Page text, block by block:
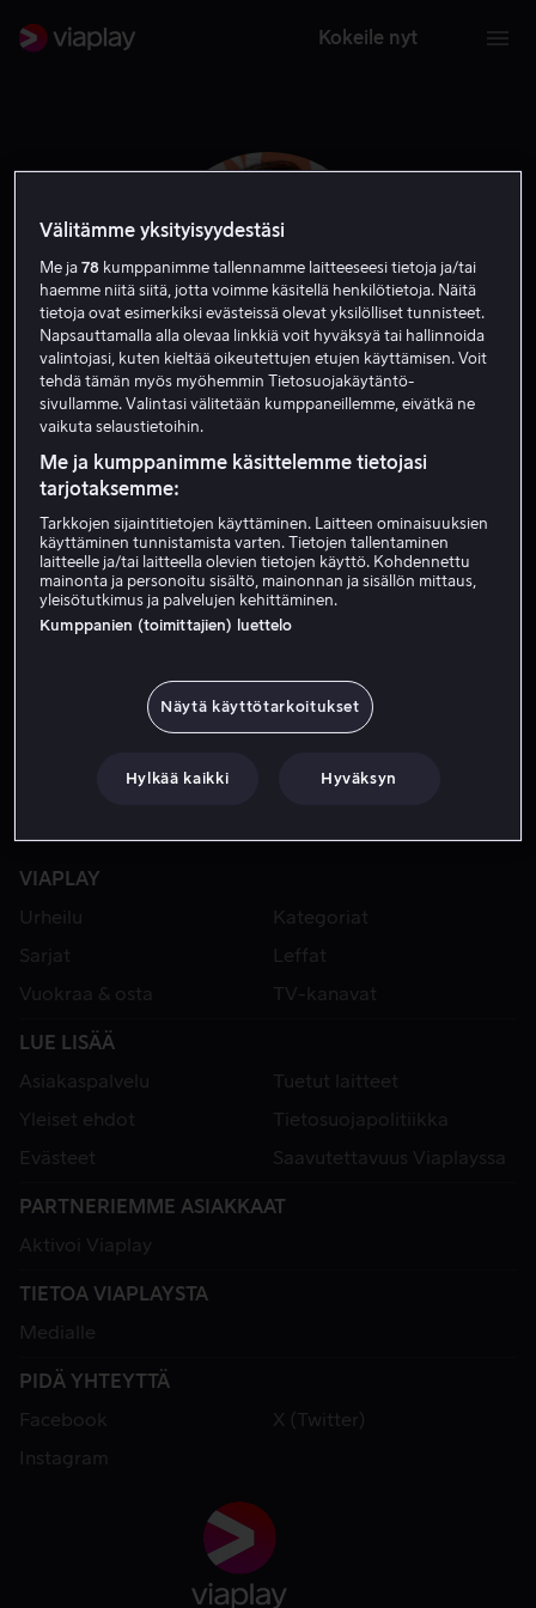
Kokeile nyt
Daniela Ruah
VIAPLAY
Urheilu
Kategoriat
Sarjat
Leffat
Vuokraa & osta
TV-kanavat
LUE LISÄÄ
Asiakaspalvelu
Tuetut laitteet
Yleiset ehdot
Tietosuojapolitiikka
Evästeet
Saavutettavuus Viaplayssa
PARTNERIEMME ASIAKKAAT
Aktivoi Viaplay
TIETOA VIAPLAYSTA
Medialle
PIDÄ YHTEYTTÄ
Facebook
X (Twitter)
Instagram
Välitämme yksityisyydestäsi
Me ja78 kumppanimme tallennamme laitteeseesi tietoja ja/tai
haemme niitä siitä, jotta voimme käsitellä henkilötietoja. Näitä
tietoja ovat esimerkiksi evästeissä olevat yksilölliset tunnisteet.
Napsauttamalla alla olevaa linkkiä voit hyväksyä tai hallinnoida
valintojasi, kuten kieltää oikeutettujen etujen käyttämisen. Voit
tehdä tämän myös myöhemmin Tietosuojakäytäntö-
sivullamme. Valintasi välitetään kumppaneillemme, eivätkä ne
vaikuta selaustietoihin.
Me ja kumppanimme käsittelemme tietojasi
tarjotaksemme:
Tarkkojen sijaintitietojen käyttäminen. Laitteen ominaisuuksien
käyttäminen tunnistamista varten. Tietojen tallentaminen
laitteelle ja/tai laitteella olevien tietojen käyttö. Kohdennettu
mainonta ja personoitu sisältö, mainonnan ja sisällön mittaus,
yleisötutkimus ja palvelujen kehittäminen.
Kumppanien (toimittajien) luettelo
Näytä käyttötarkoitukset
Hylkää kaikki Hyväksyn